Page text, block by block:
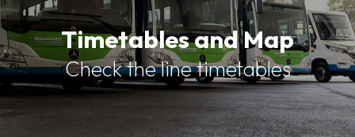
Timetables and Map
Check the line timetables